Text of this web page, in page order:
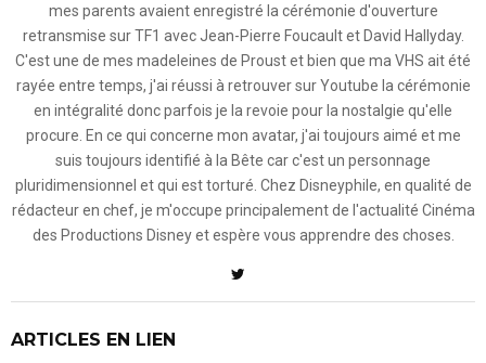
mes parents avaient enregistré la cérémonie d'ouverture
retransmise sur TF1 avec Jean-Pierre Foucault et David Hallyday.
C'est une de mes madeleines de Proust et bien que ma VHS ait été
rayée entre temps, j'ai réussi à retrouver sur Youtube la cérémonie
en intégralité donc parfois je la revoie pour la nostalgie qu'elle
procure. En ce qui concerne mon avatar, j'ai toujours aimé et me
suis toujours identifié à la Bête car c'est un personnage
pluridimensionnel et qui est torturé. Chez Disneyphile, en qualité de
rédacteur en chef, je m'occupe principalement de l'actualité Cinéma
des Productions Disney et espère vous apprendre des choses.
ARTICLES EN LIEN